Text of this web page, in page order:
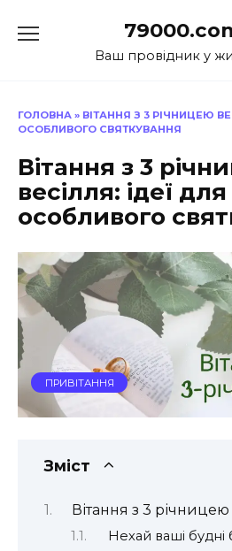
до
Ваш провідник у
ГОЛОВНА » ВІТАННЯ З 3 РІЧНИЦЕЮ
ОСОБЛИВОГО СВЯТКУВАННЯ
Вітання з 3
весілля: ідеї для
особливого
ПРИВІТАННЯ
Зміст
Вітання з 3 річницею
Нехай ваші будні